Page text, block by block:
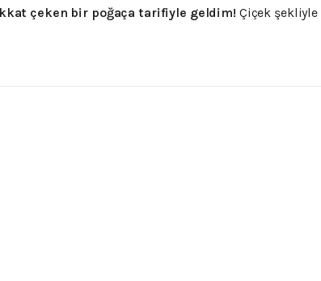
çeken bir poğaçatarifiyle geldim! Çiçek şekliyle